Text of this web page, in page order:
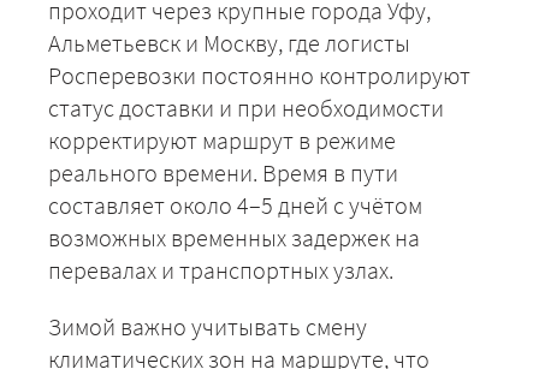
проходит через крупные города Уфу,
Альметьевск и Москву, где логисты
Росперевозки постоянно контролируют
статус доставки и при необходимости
корректируют маршрут в режиме
реального времени. Время в пути
составляет около 4–5 дней с учётом
возможных временных задержек на
перевалах и транспортных узлах.
Зимой важно учитывать смену
климатических зон на маршруте, что